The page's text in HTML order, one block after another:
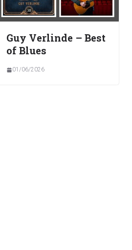
Guy Verlinde – Best
of Blues
01/06/2026